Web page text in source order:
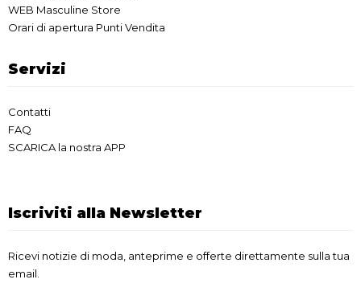
WEB Masculine Store
Orari di apertura Punti Vendita
Servizi
Contatti
FAQ
SCARICA la nostra APP
Iscriviti alla Newsletter
Ricevi notizie di moda, anteprime e offerte direttamente sulla tua
email.